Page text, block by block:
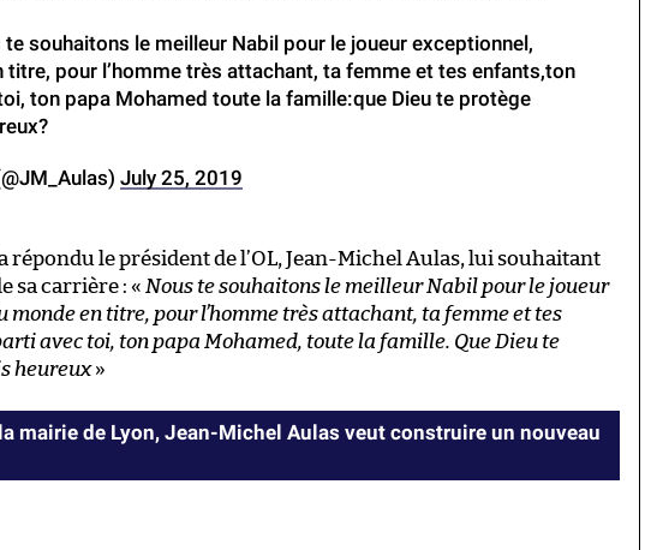
te souhaitons le meilleur Nabil pour le joueur exceptionnel,
titre, pour l’homme très attachant, ta femme et tes enfants,ton
ton papa Mohamed toute la famille:que Dieu te protège
July 25, 2019
le président de l’OL, Jean-Michel Aulas, lui souhaitant
sa carrière : « Nous te souhaitons le meilleur Nabil pour le joueur
monde en titre, pour l’homme très attachant, ta femme et tes
avec toi, ton papa Mohamed, toute la famille. Que Dieu te
heureux»
mairie de Lyon, Jean-Michel Aulas veut construire un nouveau